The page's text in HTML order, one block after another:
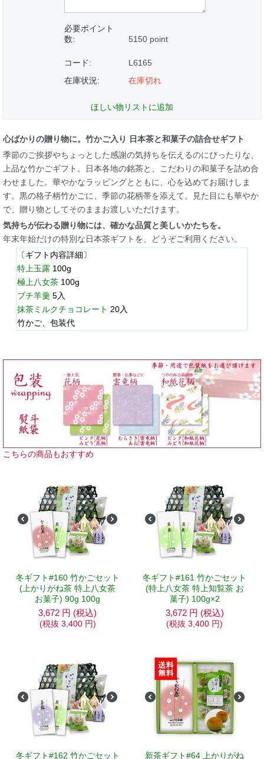
必要ポイント
数:
5150 point
コード:
L6165
在庫状況:
在庫切れ
ほしい物リストに追加
心ばかりの贈り物に。竹かご入り 日本茶と和菓子の詰合せギフト
季節のご挨拶やちょっとした感謝の気持ちを伝えるのにぴったりな、
上品な竹かごギフト。日本各地の銘茶と、こだわりの和菓子を詰め合
わせました。華やかなラッピングとともに、心を込めてお届けしま
す。黒の格子柄竹かごに、季節の花柄帯を添えて。見た目にも華やか
で、贈り物としてそのままお渡しいただけます。
気持ちが伝わる贈り物には、確かな品質と美しいかたちを。
年末年始だけの特別な日本茶ギフトを、どうぞご利用ください。
〔ギフト内容詳細〕
特上玉露 100g
極上八女茶 100g
プチ羊羹 5入
抹茶ミルクチョコレート 20入
竹かご、包装代
こちらの商品もおすすめ
冬ギフト#160 竹かごセット
(上かりがね茶 特上八女茶
お菓子) 90g 100g
3,672 円 (税込)
(税抜 3,400 円)
冬ギフト#161 竹かごセット
(特上八女茶 特上知覧茶 お
菓子) 100g×2
3,672 円 (税込)
(税抜 3,400 円)
冬ギフト#162 竹かごセット 新茶ギフト#64 上かりがね